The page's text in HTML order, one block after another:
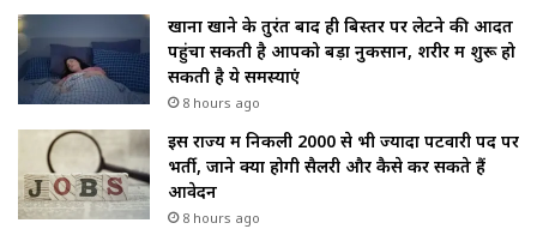
खाना खाने के तुरंत बाद ही बिस्तर पर लेटने की आदत
पहुंचा सकती है आपको बड़ा नुकसान, शरीर में शुरू हो
सकती है ये समस्याएं
8 hours ago
इस राज्य में निकली 2000 से भी ज्यादा पटवारी पद पर
भर्ती, जाने क्या होगी सैलरी और कैसे कर सकते हैं
आवेदन
8 hours ago